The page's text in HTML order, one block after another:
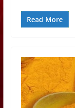
Read More